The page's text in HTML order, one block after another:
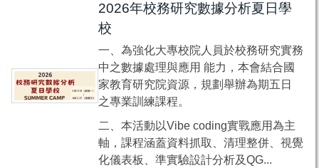
2026年校務研究數據分析夏日學
校
一、為強化大專校院人員於校務研究實務
中之數據處理與應用 能力，本會結合國
家教育研究院資源，規劃舉辦為期五日
之專業訓練課程。
二、本活動以Vibe coding實戰應用為主
軸，課程涵蓋資料抓取、清理整併、視覺
化儀表板、準實驗設計分析及QG...